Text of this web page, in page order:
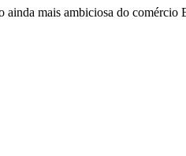
ainda mais ambiciosa do